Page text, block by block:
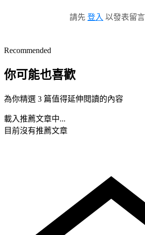
請先 登入 以發表留言
Recommended
你可能也喜歡
為你精選 3 篇值得延伸閱讀的內容
載入推薦文章中...
目前沒有推薦文章